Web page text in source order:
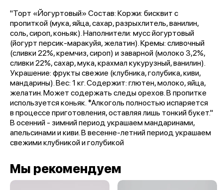
"Торт «Йогуртовый» Состав: Коржи: бисквит с
пропиткой (мука, яйца, сахар, разрыхлитель, ванилин,
соль, сироп, коньяк). Наполнители: мусс йогуртовый
(йогурт персик-маракуйя, желатин). Кремы: сливочный
(сливки 22%, кремчиз, сироп) и заварной (молоко 3,2%,
сливки 22%, сахар, мука, крахмал кукурузный, ванилин).
Украшение: фрукты свежие (клубника, голубика, киви,
мандарины). Вес: 1 кг. Содержит: глютен, молоко, яйца,
желатин. Может содержать следы орехов. В пропитке
используется коньяк. *Алкоголь полностью испаряется
в процессе приготовления, оставляя лишь тонкий букет."
В осенний - зимний период украшаем мандаринами,
апельсинами и киви. В весенне-летний период украшаем
свежими клубникой и голубикой
Мы рекомендуем